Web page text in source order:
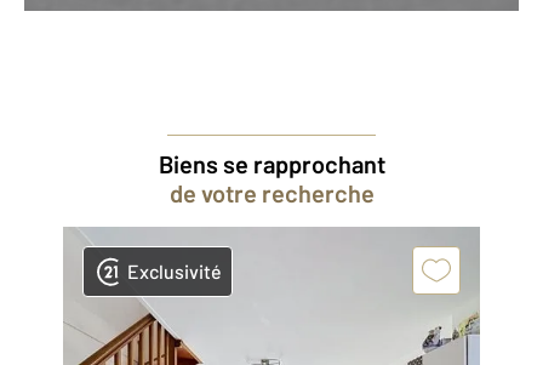
Biens se rapprochant
de votre recherche
Exclusivité